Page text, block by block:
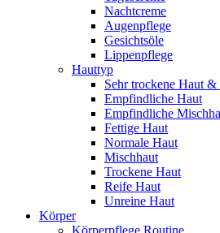
Nachtcreme
Augenpflege
Gesichtsöle
Lippenpflege
Hauttyp
Sehr trockene Haut
Empfindliche Haut
Empfindliche
Fettige Haut
Normale Haut
Mischhaut
Trockene Haut
Reife Haut
Unreine Haut
Körper
Körperpflege Routine